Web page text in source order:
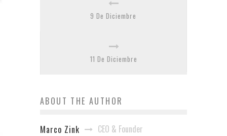
9 De Diciembre
11 De Diciembre
ABOUT THE AUTHOR
Marco Zink CEO & Founder